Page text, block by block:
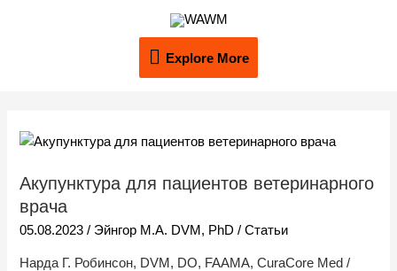
Explore
More
Explore More
Акупунктура для пациентов ветеринарного
врача
05.08.2023/ Эйнгор М.А. DVM, PhD/Статьи
Нарда Г. Робинсон, DVM, DO, FAAMA, CuraCore Med /
Акупунктура
пациентов
ветеринарного
врача
записи